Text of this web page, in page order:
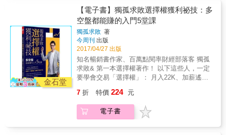
是薪水不漲的時代，自己幫自己加薪。 本書特
色 1.一問一答方式，讓你快速認識權證買賣的
基本常識：權證和股票、基金有何不同？權證
要開戶嗎？如何運用權證的槓桿效應賺錢？何
時該進出場？ 2.簡單說明權證交易的專有名
詞：Delta值、價內價外、EPS值、隱波率、牛
熊證、OTM、ITM等專有名詞，以淺顯易懂的
方式解釋，買賣權證不求人！ 3.完全圖解！將
視覺化，不必死記硬背，自然而然融會貫通！
附有總結筆記，讓重點容易理解、容易記憶。
4.專為金字塔頂端客戶投資操作的梁亦鴻老師
親自跨刀授課：精心規劃3天課程，不用花時間
資。 台股交易以一張（1000股）為單位；台指
期則以一口為單位， 又區分為大台指與小台
指。以小台而言，預繳保證金26750元即可交
易； 不用，3萬元就可以進場投資。 ◎北極星
投資法──複雜行情中最簡單的賺錢訊號 只要掌
握兩個信號（本書用K線全圖解） 何時進場：
當台指期指數連日大漲後， 大盤當日以黑K做
收（當日收盤價低於開盤價）並且創新高， 代
表北極星出現了：多頭力道不足，行情將由漲
轉跌。 此時你可進行放空的布局。 何時退場：
收（當日收盤價高於開盤價）並且創新低， 代
表跌勢即將結束，放空的你此時就該退場了。
◎三種頻率：中、長期投資、與愛搶短線者通
專攻一檔（就是台指期，不會滿手股票）鎖定
兩種行情（漲或跌）、 年報酬率達30％以上，
收入比公職豐厚，還穩定！ 三年前，她將這套
方法寫成《我買台指期，管它熊市牛市，年賺
30％》 歸納出沒有經驗的人也能理解的123法
則，被市場譽為台指期女班長。 這一回，她要
分享台指期更簡單的穩賺訊號：北極星投資法
只要掌握K線圖上的兩個信號：黑K（創新高）
進場、紅K（創新低）退場， 然後掌握三種頻
我將主要投資標的，從台股轉為台指期，獲利
更穩定 ‧只要研究一個標的： 台指期就是以台
灣加權股價指數為投資標的期貨商品， 無論你
彩頭獎得主！ 市面上有成千上百本關於選擇權
交易的書籍，但清楚易懂的卻少之少有，且大
多內容可能充斥大量專有名詞和知識，或是從
沒見過的技術分析圖，讓人摸不著頭緒，加上
選擇權本身的規則與內容不易理解，時常會讓
初學者連聽都聽不懂，更別說要交易選擇權。
作者獨孤求敗是多年交易選擇權的素人投資
者，其經營的「選擇權搖錢樹」部落格更是受
到廣大網友喜愛，他總以簡單明白的教導方式
與深入淺出的分享，帶讀者進入選擇權的交易
他將發揮這個長處，從買賣須知、開戶、到交
易，全方面解析，保證不造成閱讀障礙，更不
會讓讀者產生有看沒有懂的無力感。 這是一本
金石堂
【電子書】獨孤求敗選擇權獲利祕技：多
空盤都能賺的入門5堂課
獨孤求敗 著
今周刊 出版
2017/04/27 出版
知名暢銷書作家、百萬點閱率財經部落客 獨孤
求敗& 第一本選擇權著作！ 以下這些人，一定
要學會交易「選擇權」： 月入22K、加薪遙遙
獲利的人 埋怨「中樂透頭彩的人為什麼不是自
己」的小資族 年過30，存款卻還未超過6位數
的窮忙客 選擇權具備「資金門檻低」、「賺錢
7 折 特價 224 元
電子書